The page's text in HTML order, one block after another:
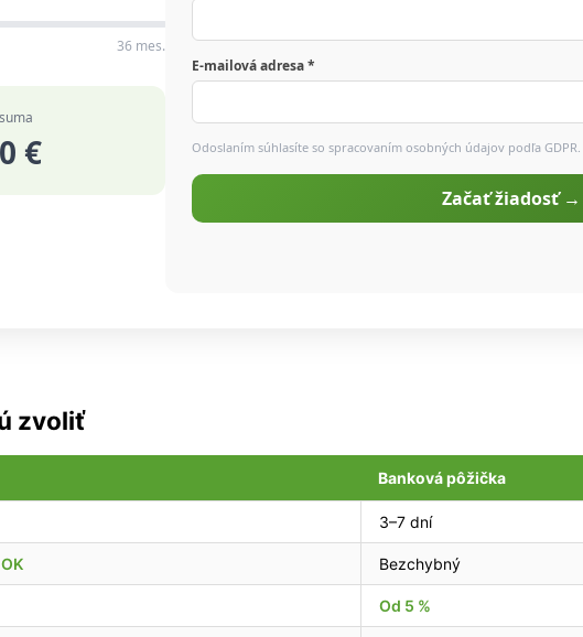
36 mes.
€
E-mailová adresa *
Odoslaním súhlasíte so spracovaním osobných údajov podľa GDPR.
Začať žiadosť →
zvoliť
Banková pôžička
3–7 dní
Bezchybný
Od 5 %